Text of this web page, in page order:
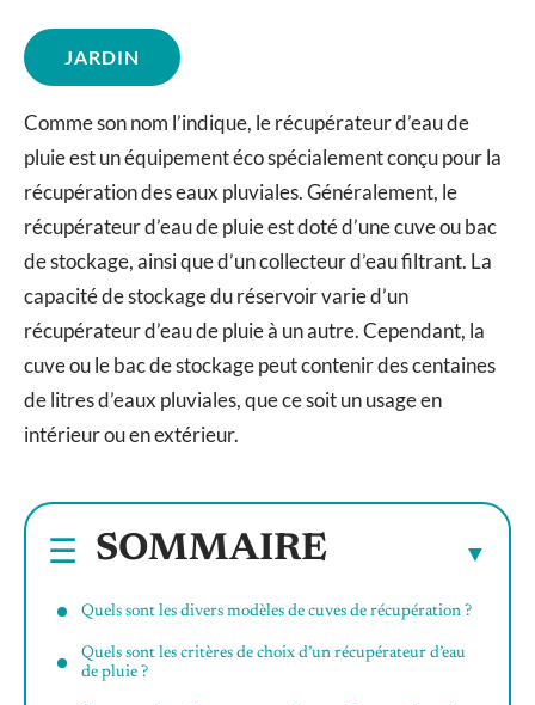
JARDIN
Comme son nom l’indique, le récupérateur d’eau de
pluie est un équipement éco spécialement conçu pour la
récupération des eaux pluviales. Généralement, le
récupérateur d’eau de pluie est doté d’une cuve ou bac
de stockage, ainsi que d’un collecteur d’eau filtrant. La
capacité de stockage du réservoir varie d’un
récupérateur d’eau de pluie à un autre. Cependant, la
cuve ou le bac de stockage peut contenir des centaines
de litres d’eaux pluviales, que ce soit un usage en
intérieur ou en extérieur.
SOMMAIRE
Quels sont les divers modèles de cuves de récupération ?
Quels sont les critères de choix d’un récupérateur d’eau
de pluie ?